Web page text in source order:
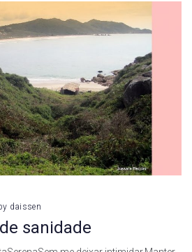
daissen
sanidade